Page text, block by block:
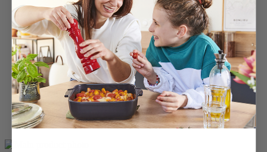
Accueil
Collections céramique
Tous les plats
Délices